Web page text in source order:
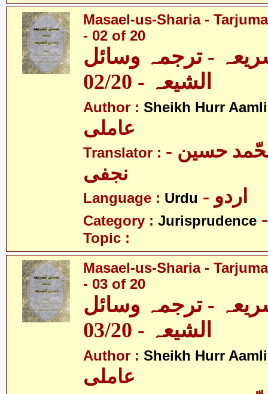
Masael-us-Sharia -
- 02 of 20
- ترجمہ وسائل
الشیعہ - 02/20
Author : Sheikh Hurr Aamli
عاملی
Translator : - آیت اللہ محّمد حسین
نجفی
Language : Urdu - اردو
Category : Jurisprudence
Topic :
Masael-us-Sharia -
- 03 of 20
- ترجمہ وسائل
الشیعہ - 03/20
Author : Sheikh Hurr Aamli
عاملی